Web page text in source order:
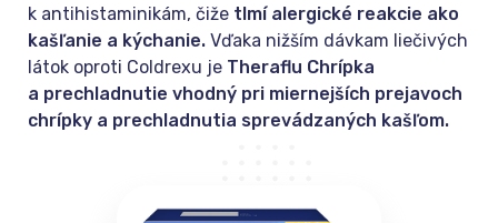
k antihistaminikám, čiže tlmí alergické reakcie ako
kašľanie a kýchanie. Vďaka nižším dávkam liečivých
látok oproti Coldrexu je Theraflu Chrípka
a prechladnutie vhodný pri miernejších prejavoch
chrípky a prechladnutia sprevádzaných kašľom.